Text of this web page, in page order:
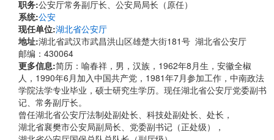
职务:公安厅常务副厅长、公安局局长（原任）
系统:公安
现任单位:湖北省公安厅
地址:​湖北省武汉市武昌洪山区雄楚大街181号 湖北省公安厅
邮编：430064
更多信息:简历：喻春祥，男，汉族，1962年8月生，安徽全椒
人，1990年6月加入中国共产党，1981年7月参加工作，中南政法
学院法学专业毕业，硕士研究生学历。现任湖北省公安厅党委副书
记、常务副厅长。
曾任湖北省公安厅法制处副处长、科技处副处长、处长，
湖北省襄樊市公安局副局长、党委副书记（正处级），